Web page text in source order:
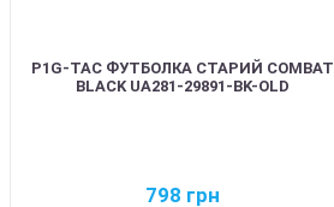
P1G-TAC ФУТБОЛКА СТАРИЙ COMBAT
BLACK UA281-29891-BK-OLD
798 грн